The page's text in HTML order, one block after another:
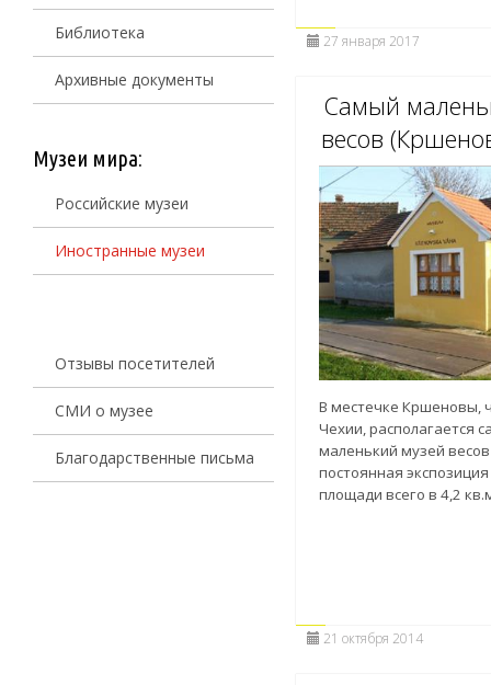
Библиотека
Архивные документы
Музеи мира:
Российские музеи
Иностранные музеи
Отзывы посетителей
СМИ о музее
Благодарственные письма
27 января 2017
Самый
весов
В местечке Кршеновы,
Чехии, располагается
маленький музей
постоянная
площади всего в 4,2
21 октября 2014